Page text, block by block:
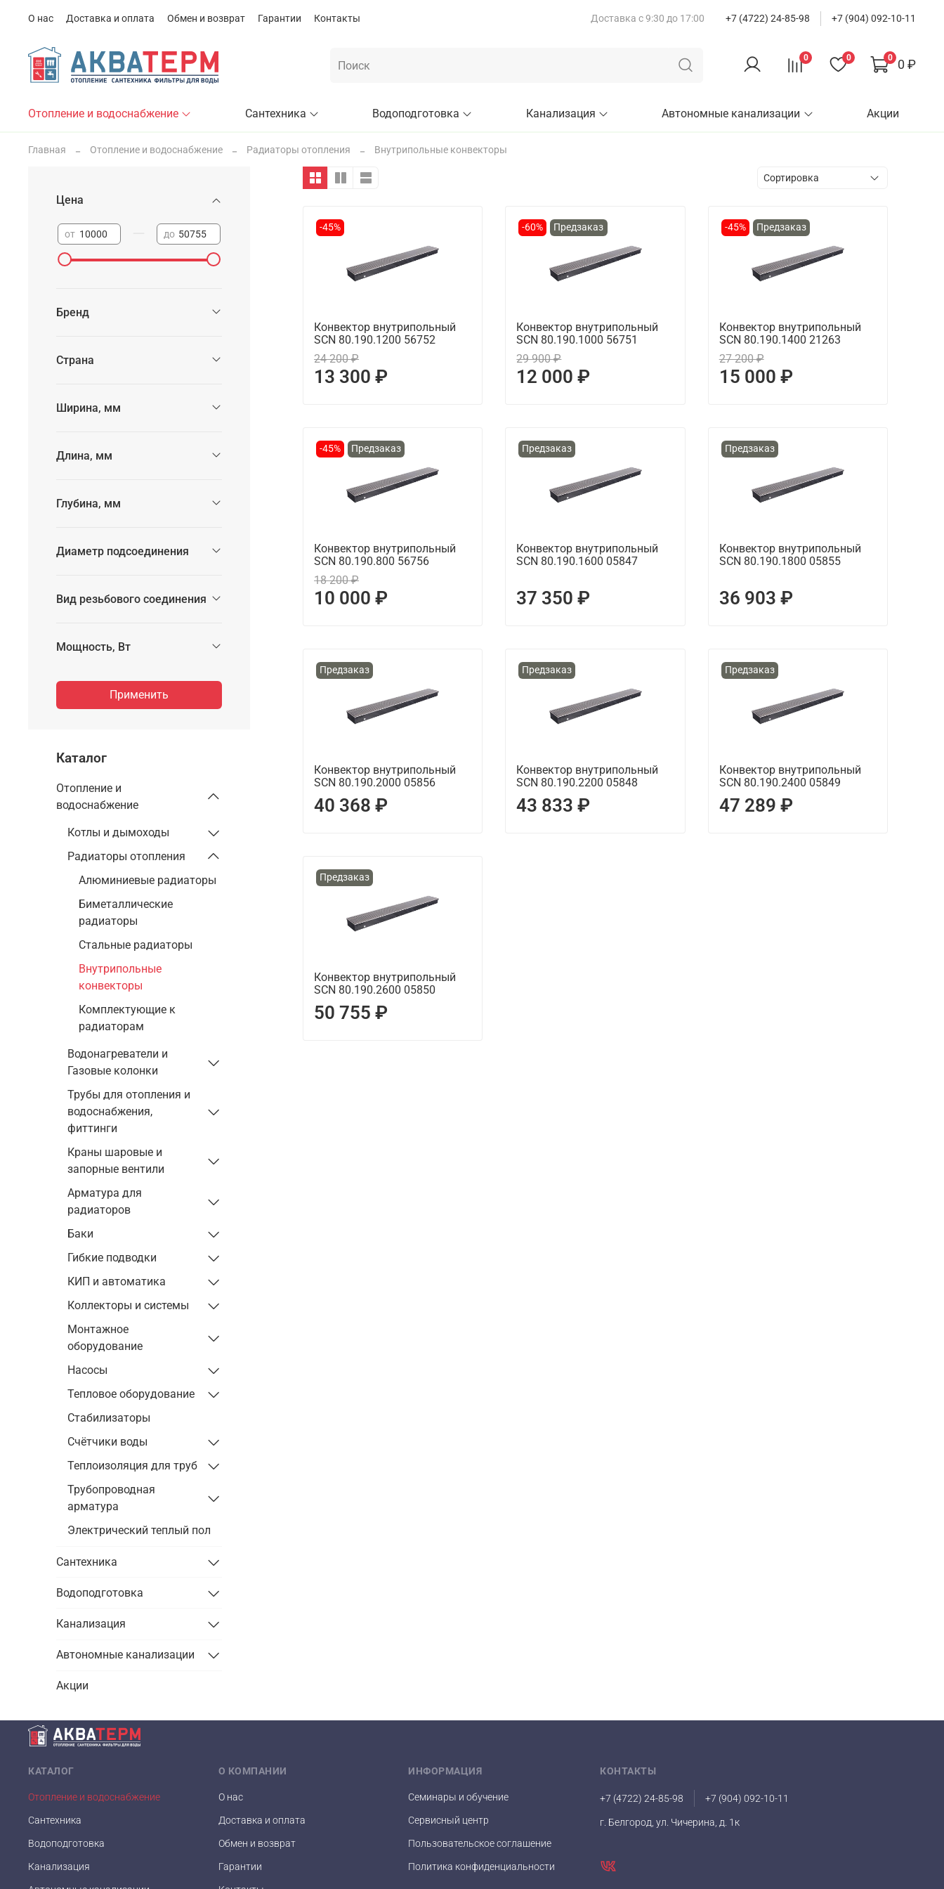
О нас Доставка и оплата Обмен и возврат Гарантии Контакты Доставка с 9:30 до 17:00 +7 (4722) 24-85-98 +7 (904) 092-10-11
0 0 0 0 ₽
Отопление и водоснабжение Сантехника Водоподготовка Канализация Автономные канализации Акции
Главная Отопление и водоснабжение Радиаторы отопления Внутрипольные конвекторы
-45%
Конвектор внутрипольный
SCN 80.190.1200 56752
24 200 ₽
13 300 ₽
-60% Предзаказ
Конвектор внутрипольный
SCN 80.190.1000 56751
29 900 ₽
12 000 ₽
-45% Предзаказ
Конвектор внутрипольный
SCN 80.190.1400 21263
27 200 ₽
15 000 ₽
-45% Предзаказ
Конвектор внутрипольный
SCN 80.190.800 56756
18 200 ₽
10 000 ₽
Предзаказ
Конвектор внутрипольный
SCN 80.190.1600 05847
37 350 ₽
Предзаказ
Конвектор внутрипольный
SCN 80.190.1800 05855
36 903 ₽
Предзаказ
Конвектор внутрипольный
SCN 80.190.2000 05856
40 368 ₽
Предзаказ
Конвектор внутрипольный
SCN 80.190.2200 05848
43 833 ₽
Предзаказ
Конвектор внутрипольный
SCN 80.190.2400 05849
47 289 ₽
Предзаказ
Конвектор внутрипольный
SCN 80.190.2600 05850
50 755 ₽
Цена
от до
Бренд
Страна
Ширина, мм
Длина, мм
Глубина, мм
Диаметр подсоединения
Вид резьбового соединения
Мощность, Вт
Применить
Каталог
Отопление и
водоснабжение
Котлы и дымоходы
Радиаторы отопления
Алюминиевые радиаторы
Биметаллические
радиаторы
Стальные радиаторы
Внутрипольные
конвекторы
Комплектующие к
радиаторам
Водонагреватели и
Газовые колонки
Трубы для отопления и
водоснабжения,
фиттинги
Краны шаровые и
запорные вентили
Арматура для
радиаторов
Баки
Гибкие подводки
КИП и автоматика
Коллекторы и системы
Монтажное
оборудование
Насосы
Тепловое оборудование
Стабилизаторы
Счётчики воды
Теплоизоляция для труб
Трубопроводная
арматура
Электрический теплый пол
Сантехника
Водоподготовка
Канализация
Автономные канализации
Акции
КАТАЛОГ
Отопление и водоснабжение
Сантехника
Водоподготовка
Канализация
О КОМПАНИИ
О нас
Доставка и оплата
Обмен и возврат
Гарантии
ИНФОРМАЦИЯ
Семинары и обучение
Сервисный центр
Пользовательское соглашение
Политика конфиденциальности
КОНТАКТЫ
+7 (4722) 24-85-98 +7 (904) 092-10-11
г. Белгород, ул. Чичерина, д. 1к